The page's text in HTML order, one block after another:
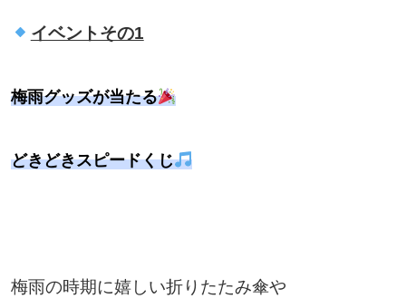
イベントその1
梅雨グッズが当たる
どきどきスピードくじ
梅雨の時期に嬉しい折りたたみ傘や